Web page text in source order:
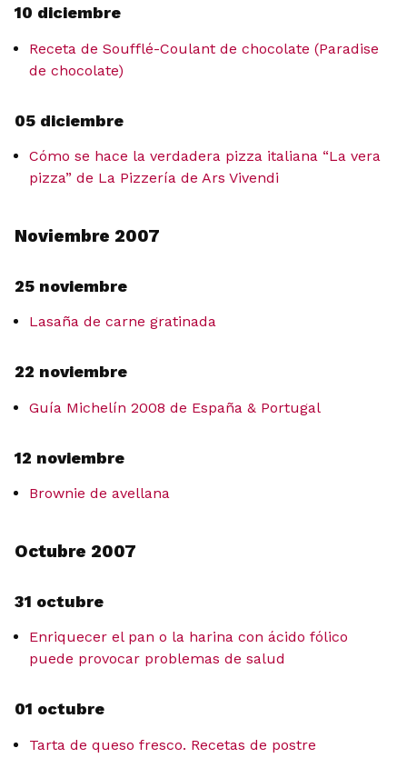
10 diciembre
Receta de Soufflé-Coulant de chocolate (Paradise
de chocolate)
05 diciembre
Cómo se hace la verdadera pizza italiana “La vera
pizza” de La Pizzería de Ars Vivendi
Noviembre 2007
25 noviembre
Lasaña de carne gratinada
22 noviembre
Guía Michelín 2008 de España & Portugal
12 noviembre
Brownie de avellana
Octubre 2007
31 octubre
Enriquecer el pan o la harina con ácido fólico
puede provocar problemas de salud
01 octubre
Tarta de queso fresco. Recetas de postre